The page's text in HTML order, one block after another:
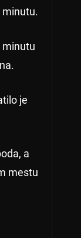
minutu.
minutu
je
a
mestu